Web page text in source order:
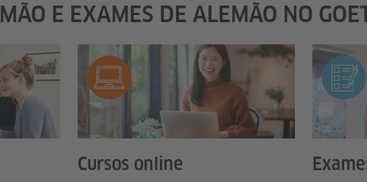
E EXAMES DE ALEMÃO NO
Cursos online